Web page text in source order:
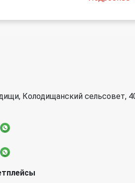
Колодищанский сельсовет,